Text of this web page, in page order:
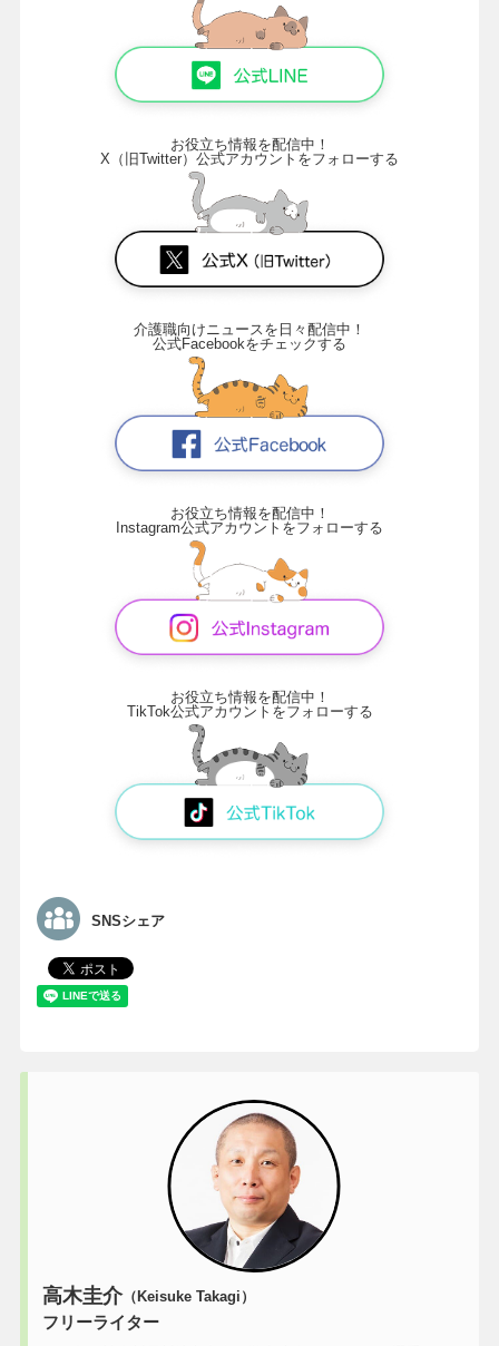
お役立ち情報を配信中！
X（旧Twitter）公式アカウントをフォローする
介護職向けニュースを日々配信中！
公式Facebookをチェックする
お役立ち情報を配信中！
Instagram公式アカウントをフォローする
お役立ち情報を配信中！
TikTok公式アカウントをフォローする
SNSシェア
高木圭介（Keisuke Takagi）
フリーライター